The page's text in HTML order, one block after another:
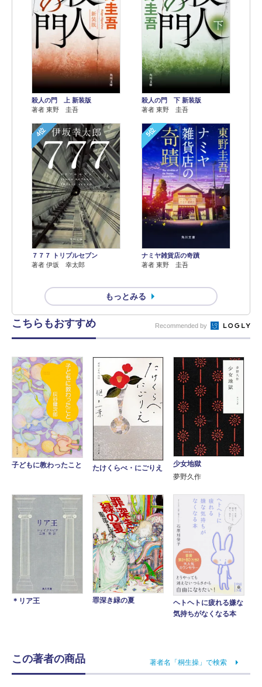
殺人の門 上 新装版
著者 東野 圭吾
殺人の門 下 新装版
著者 東野 圭吾
4位
７７７ トリプルセブン
著者 伊坂 幸太郎
5位
ナミヤ雑貨店の奇蹟
著者 東野 圭吾
もっとみる
こちらもおすすめ Recommended by
子どもに教わったこと たけくらべ・にごりえ
少女地獄
夢野久作
＊リア王 罪深き緑の夏
ヘトヘトに疲れる嫌な
気持ちがなくなる本
この著者の商品 著者名「桐生操」で検索